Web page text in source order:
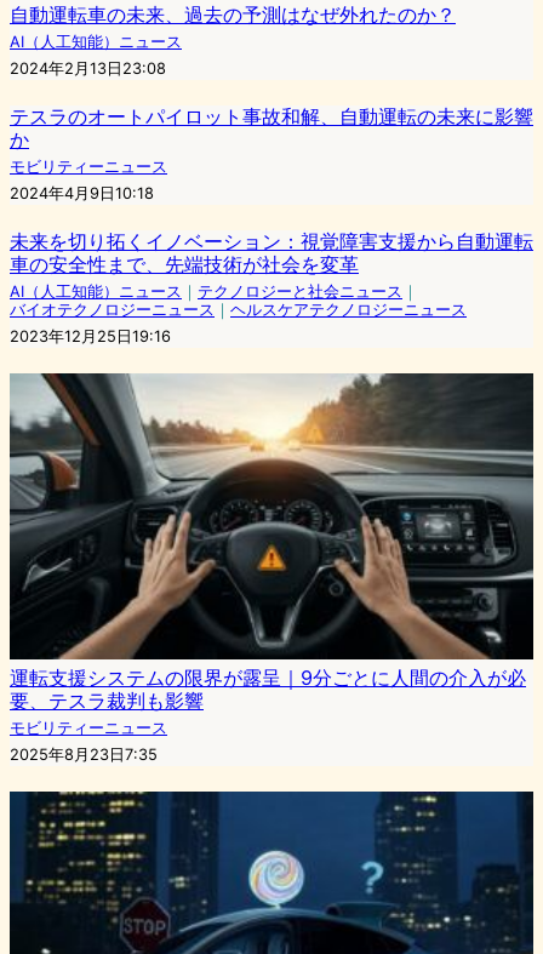
自動運転車の未来、過去の予測はなぜ外れたのか？
AI（人工知能）ニュース
2024年2月13日23:08
テスラのオートパイロット事故和解、自動運転の未来に影響
か
モビリティーニュース
2024年4月9日10:18
未来を切り拓くイノベーション：視覚障害支援から自動運転
車の安全性まで、先端技術が社会を変革
AI（人工知能）ニュース ｜ テクノロジーと社会ニュース ｜
バイオテクノロジーニュース ｜ ヘルスケアテクノロジーニュース
2023年12月25日19:16
運転支援システムの限界が露呈｜9分ごとに人間の介入が必
要、テスラ裁判も影響
モビリティーニュース
2025年8月23日7:35